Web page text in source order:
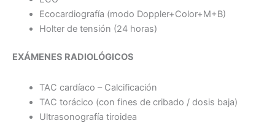
Ecocardiografía (modo Doppler+Color+M+B)
Holter de tensión (24 horas)
EXÁMENES RADIOLÓGICOS
TAC cardíaco – Calcificación
TAC torácico (con fines de cribado / dosis baja)
Ultrasonografía tiroidea